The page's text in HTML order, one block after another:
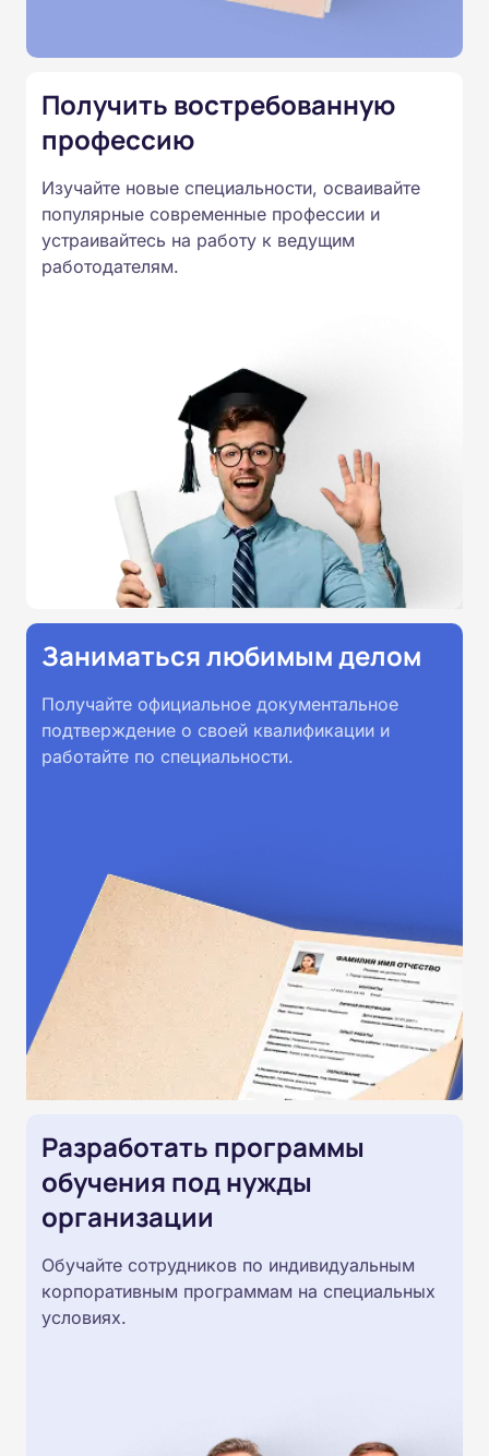
Подготовка ведется по всем
России от 14.07.2023 N 534 в
соответствии с Федеральными
образовательными стандартами
профессионального образования.
Удостоверения и дипломы о
Получить востребованную
профессию
Изучайте новые специальности, осваивайте
популярные современные профессии и
устраивайтесь на работу к ведущим
работодателям.
Заниматься любимым делом
Получайте официальное документальное
подтверждение о своей квалификации и
работайте по специальности.
Разработать программы
обучения под нужды
организации
Обучайте сотрудников по индивидуальным
корпоративным программам на специальных
условиях.